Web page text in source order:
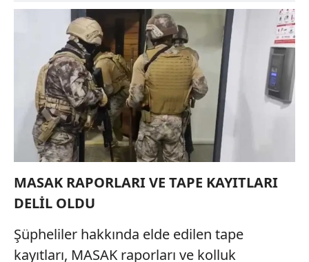
MASAK RAPORLARI VE TAPE KAYITLARI
DELİL OLDU
Şüpheliler hakkında elde edilen tape
kayıtları, MASAK raporları ve kolluk